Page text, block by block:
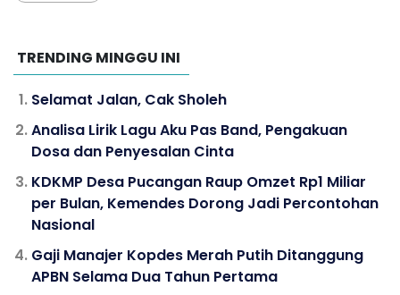
TRENDING MINGGU INI
Selamat Jalan, Cak Sholeh
Analisa Lirik Lagu Aku Pas Band, Pengakuan
Dosa dan Penyesalan Cinta
KDKMP Desa Pucangan Raup Omzet Rp1 Miliar
per Bulan, Kemendes Dorong Jadi Percontohan
Nasional
Gaji Manajer Kopdes Merah Putih Ditanggung
APBN Selama Dua Tahun Pertama